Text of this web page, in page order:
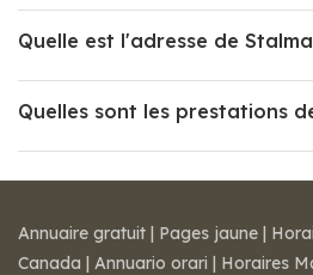
Quelle est l'adresse de
Quelles sont les prestations
Annuaire gratuit | Pages jaune |
Canada | Annuario orari | Horaires